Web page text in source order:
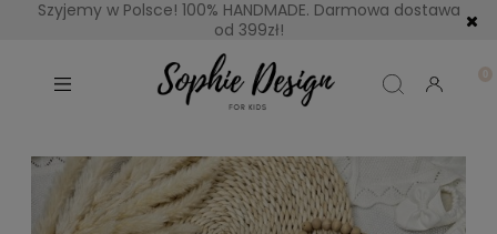
Szyjemy w Polsce! 100% HANDMADE. Darmowa dostawa
od 399zł!